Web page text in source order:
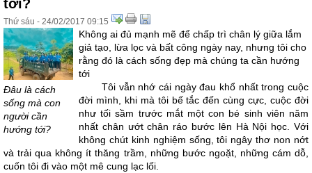
tới?
Thứ sáu - 24/02/2017 09:15
Đâu là cách
sống mà con
người cần
hướng tới?
Không ai đủ mạnh mẽ để chấp trì chân lý giữa lắm
giả tạo, lừa lọc và bất công ngày nay, nhưng tôi cho
rằng đó là cách sống đẹp mà chúng ta cần hướng
tới
Tôi vẫn nhớ cái ngày đau khổ nhất trong cuộc
đời mình, khi mà tôi bế tắc đến cùng cực, cuộc đời
như tối sầm trước mắt một con bé sinh viên năm
nhất chân ướt chân ráo bước lên Hà Nội học. Với
không chút kinh nghiệm sống, tôi ngây thơ non nớt
và trải qua không ít thăng trầm, những bước ngoặt, những cám dỗ,
cuốn tôi đi vào một mê cung lạc lối.